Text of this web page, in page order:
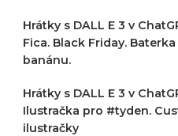
Hrátky s DALL E 3 v
Fica. Black Friday.
banánu.
Hrátky s DALL E 3 v
Ilustračka pro #tyden.
ilustračky